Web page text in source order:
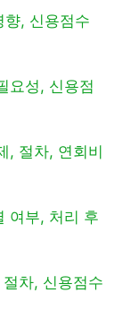
향, 신용점수
요성, 신용점
, 절차, 연회비
여부, 처리 후
차, 신용점수